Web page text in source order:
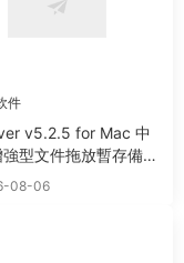
件
v5.2.5 for Mac 中
型文件拖放暫存備用
08-06